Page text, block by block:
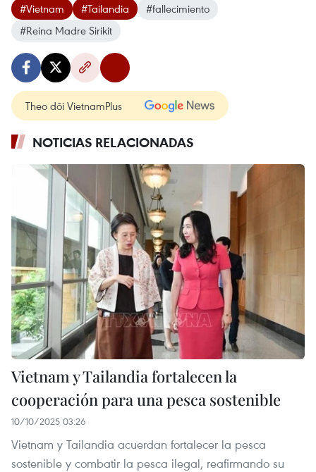
#Vietnam #Tailandia
#fallecimiento
#Reina Madre Sirikit
Theo dõi VietnamPlus
NOTICIAS RELACIONADAS
Vietnam y Tailandia fortalecen la
cooperación para una pesca sostenible
10/10/2025 03:26
Vietnam y Tailandia acuerdan fortalecer la pesca
sostenible y combatir la pesca ilegal, reafirmando su